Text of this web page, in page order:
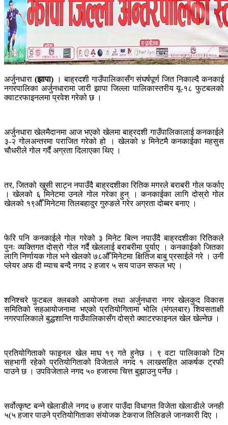
अर्जुनधारा (झापा)। बाह्रदशी गाउँपालिकासँग संघर्षपूर्ण जित निकाल्दै कनकाई
नगरपालिका अर्जुनधारामा जारी झापा जिल्ला पालिकास्तरीय यू-१८ फुटबलको
क्वाटरफाइनलमा प्रवेश गरेको छ ।
अर्जुनधारा खेलमैदानमा आज भएको खेलमा बाह्रदशी गाउँपालिकालाई कनकाईले
३-२ गोलअन्तरमा पराजित गरेको हो । खेलको ४ मिनेटमै कनकाईका महसुस
चौधरीले गोल गर्दै अग्रता दिलाएका थिए ।
तर, जितको खुसी साट्न नपाउँदै बाह्रदशीका रितिक मगरले बराबरी गोल फर्काए
। खेलको ६ मिनेटमा उनले गोल गरेका हुन् । कनकाईका लागि दोस्रो गोल
खेलको १९औँ मिनेटमा तिलबहादुर गुरुङले गरेर अग्रता दोब्बर बनाए ।
फेरि पनि कनकाईले गोल गरेको ३ मिनेट बित्न नपाउँदै बाह्रदशीका रितिकले
पुनः व्यक्तिगत दोस्रो गोल गर्दै खेललाई बराबरीमा पुर्याए । कनकाईको जितका
लागि निर्णायक गोल भने खेलको ७८औँ मिनेटमा क्षितिज बाबु प्रसाईले गरे । उनी
प्लेयर अफ दी म्याच बन्दै नगद २ हजार ५ सय पाउन सफल भए ।
शनिश्चरे फुटबल क्लबको आयोजना तथा अर्जुनधारा नगर खेलकुद विकास
समितिको सहआयोजनामा भएको प्रतियोगितामा भोलि (मंगलबार) शिवसताक्षी
नगरपालिकाले बुद्धशान्ति गाउँपालिकासँग दोस्रो क्वाटरफाइनल खेल खेल्नेछ ।
प्रतियोगिताको फाइनल खेल माघ १९ गते हुनेछ । ९ वटा पालिकाको टिम
सहभागी रहेको प्रतियोगिताको विजेताले नगद १ लाखसहित आकर्षक ट्रफी
पाउने छ । उपविजेताले नगद ५० हजारमा चित्त बुझाउनु पर्नेछ ।
सर्वोत्कृष्ट बन्ने खेलाडीले नगद ७ हजार पाउँदा विधागत विजेता खेलाडीले जनही
५(५ हजार पाउने प्रतियोगिताका संयोजक टेकराज तिलिङले जानकारी दिए ।